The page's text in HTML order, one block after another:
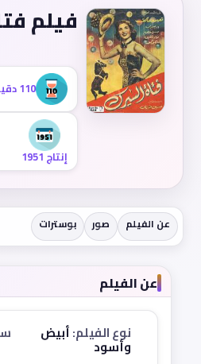
فيلم
110 دقيقة
إنتاج 1951
عن الفيلم صور بوسترات
عن الفيلم
نوع الفيلم:أبيض
وأسود